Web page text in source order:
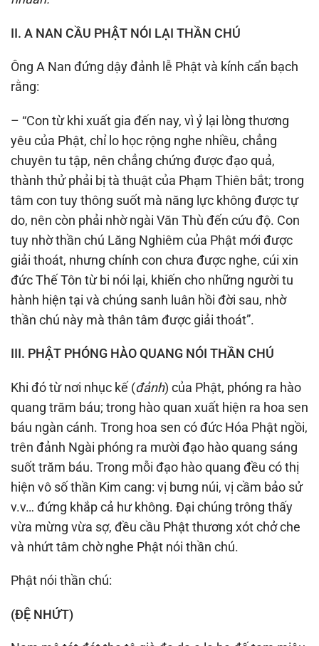
II. A NAN CẦU PHẬT NÓI LẠI THẦN CHÚ
Ông A Nan đứng dậy đảnh lễ Phật và kính cẩn bạch
rằng:
– “Con từ khi xuất gia đến nay, vì ỷ lại lòng thương
yêu của Phật, chỉ lo học rộng nghe nhiều, chẳng
chuyên tu tập, nên chẳng chứng được đạo quả,
thành thử phải bị tà thuật của Phạm Thiên bắt; trong
tâm con tuy thông suốt mà năng lực không được tự
do, nên còn phải nhờ ngài Văn Thù đến cứu độ. Con
tuy nhờ thần chú Lăng Nghiêm của Phật mới được
giải thoát, nhưng chính con chưa được nghe, cúi xin
đức Thế Tôn từ bi nói lại, khiến cho những người tu
hành hiện tại và chúng sanh luân hồi đời sau, nhờ
thần chú này mà thân tâm được giải thoát”.
III. PHẬT PHÓNG HÀO QUANG NÓI THẦN CHÚ
Khi đó từ nơi nhục kế (đảnh) của Phật, phóng ra hào
quang trăm báu; trong hào quan xuất hiện ra hoa sen
báu ngàn cánh. Trong hoa sen có đức Hóa Phật ngồi,
trên đảnh Ngài phóng ra mười đạo hào quang sáng
suốt trăm báu. Trong mỗi đạo hào quang đều có thị
hiện vô số thần Kim cang: vị bưng núi, vị cầm bảo sử
v.v… đứng khắp cả hư không. Ðại chúng trông thấy
vừa mừng vừa sợ, đều cầu Phật thương xót chở che
và nhứt tâm chờ nghe Phật nói thần chú.
Phật nói thần chú:
(ÐỆ NHỨT)